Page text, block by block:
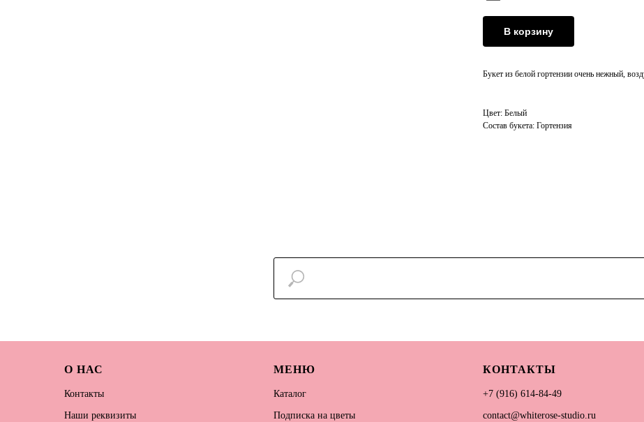
В корзину
Букет из белой гортензии очень нежный,
Цвет: Белый
Состав букета: Гортензия
О НАС
Контакты
Наши реквизиты
МЕНЮ
Каталог
Подписка на цветы
КОНТАКТЫ
+7 (916) 614-84-49
contact@whiterose-studio.ru